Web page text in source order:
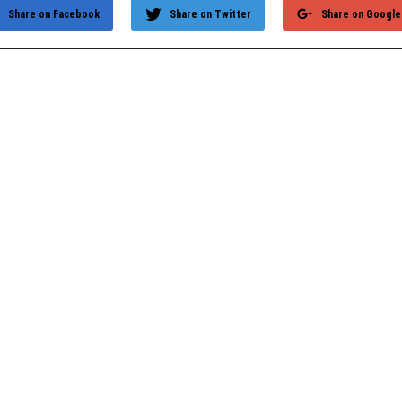
Share on
Share on Twitter
Share on Facebook